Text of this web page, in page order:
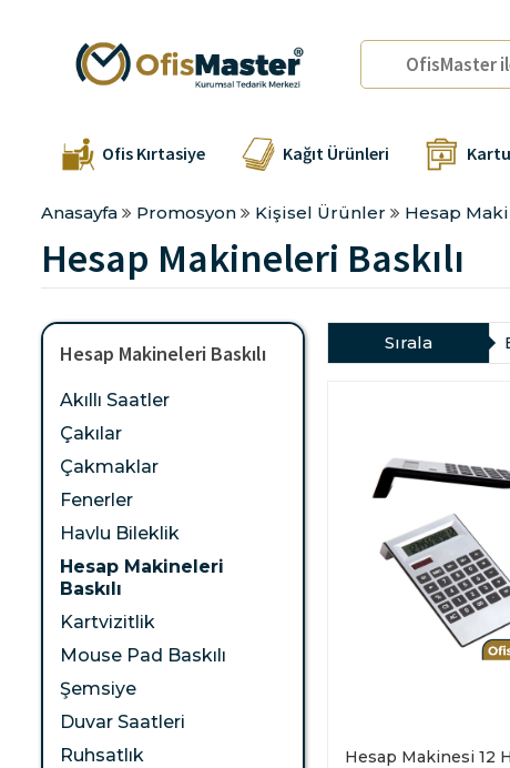
Ofis Kırtasiye Kağıt Ürünleri
Anasayfa Promosyon Kişisel Ürünler Hesap
Hesap Makineleri Baskılı
Hesap Makineleri Baskılı
Akıllı Saatler
Çakılar
Çakmaklar
Fenerler
Havlu Bileklik
Hesap Makineleri
Baskılı
Kartvizitlik
Mouse Pad Baskılı
Şemsiye
Duvar Saatleri
Ruhsatlık
Sırala
Hesap Makinesi 12